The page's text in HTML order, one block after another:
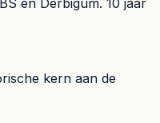
kern aan de